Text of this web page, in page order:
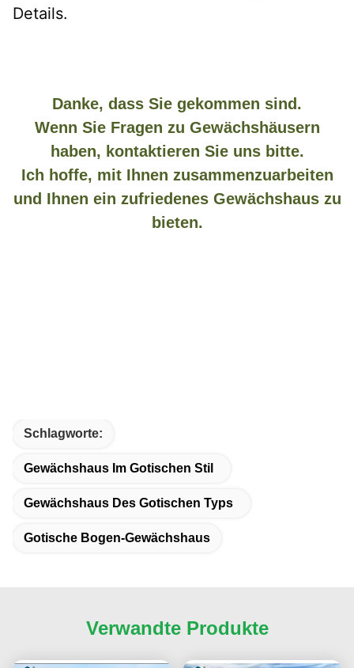
Details.
Danke, dass Sie gekommen sind.
Wenn Sie Fragen zu Gewächshäusern
haben, kontaktieren Sie uns bitte.
Ich hoffe, mit Ihnen zusammenzuarbeiten
und Ihnen ein zufriedenes Gewächshaus zu
bieten.
Schlagworte:
Gewächshaus Im Gotischen Stil
Gewächshaus Des Gotischen Typs
Gotische Bogen-Gewächshaus
Verwandte Produkte